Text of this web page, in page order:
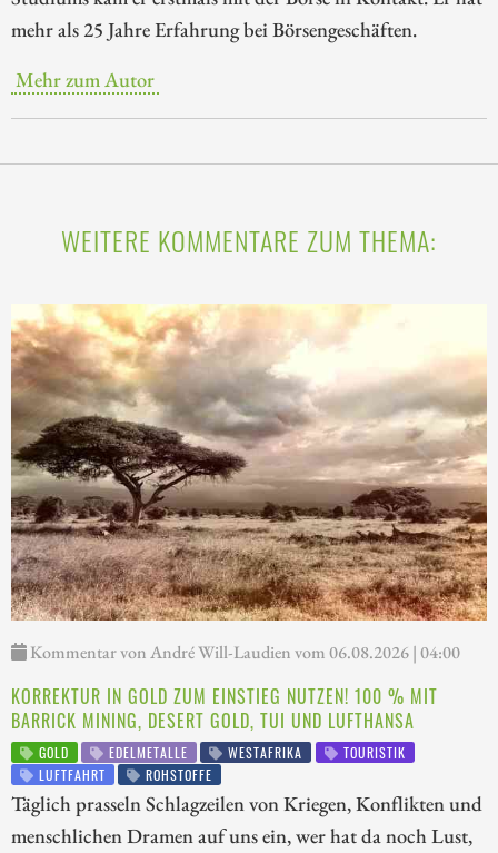
mehr als 25 Jahre Erfahrung bei Börsengeschäften.
Mehr zum Autor
WEITERE KOMMENTARE ZUM THEMA:
Kommentar von André Will-Laudien vom 06.08.2026 | 04:00
KORREKTUR IN GOLD ZUM EINSTIEG NUTZEN! 100 % MIT
BARRICK MINING, DESERT GOLD, TUI UND LUFTHANSA
GOLD EDELMETALLE WESTAFRIKA
TOURISTIK
LUFTFAHRT
ROHSTOFFE
Täglich prasseln Schlagzeilen von Kriegen, Konflikten und
menschlichen Dramen auf uns ein, wer hat da noch Lust,